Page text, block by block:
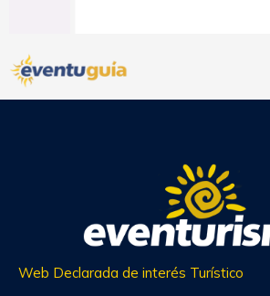
Web Declarada de interés Turístico